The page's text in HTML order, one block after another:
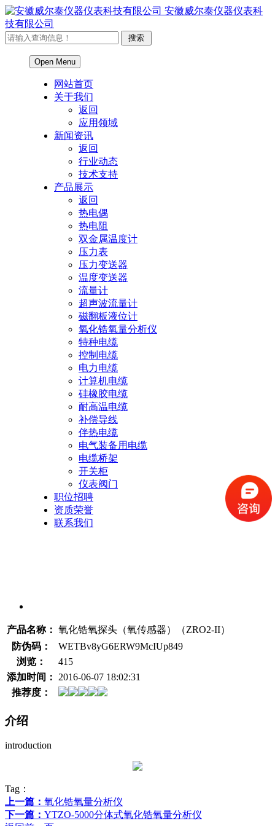
安徽威尔泰仪器仪表科
技有限公司
Open Menu
网站首页
关于我们
返回
应用领域
新闻资讯
返回
行业动态
技术支持
产品展示
返回
热电偶
热电阻
双金属温度计
压力表
压力变送器
温度变送器
流量计
超声波流量计
磁翻板液位计
氧化锆氧量分析仪
特种电缆
控制电缆
电力电缆
计算机电缆
硅橡胶电缆
耐高温电缆
补偿导线
伴热电缆
电气装备用电缆
电缆桥架
开关柜
仪表阀门
职位招聘
资质荣誉
联系我们
产品名称： 氧化锆氧探头（氧传感器）（ZRO2-II）
防伪码：
WETBv8yG6ERW9McIUp849
浏览：
415
添加时间：
2016-06-07 18:02:31
推荐度：
介绍
introduction
Tag：
上一篇： 氧化锆氧量分析仪
下一篇： YTZO-5000分体式氧化锆氧量分析仪